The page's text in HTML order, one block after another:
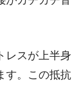
レスが上半身
す。この抵抗